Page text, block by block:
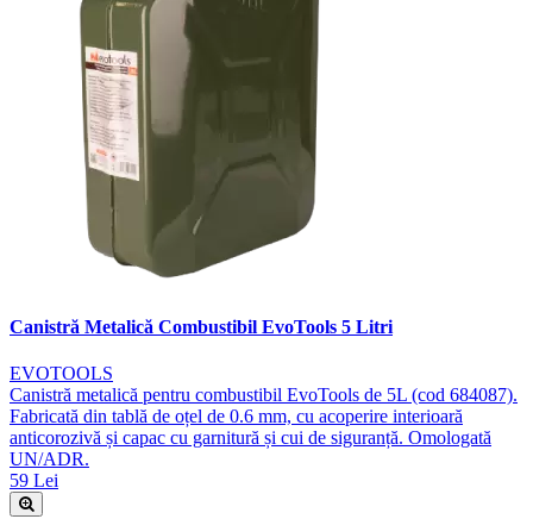
Canistră Metalică Combustibil EvoTools 5 Litri
EVOTOOLS
Canistră metalică pentru combustibil EvoTools de 5L (cod 684087).
Fabricată din tablă de oțel de 0.6 mm, cu acoperire interioară
anticorozivă și capac cu garnitură și cui de siguranță. Omologată
UN/ADR.
59 Lei